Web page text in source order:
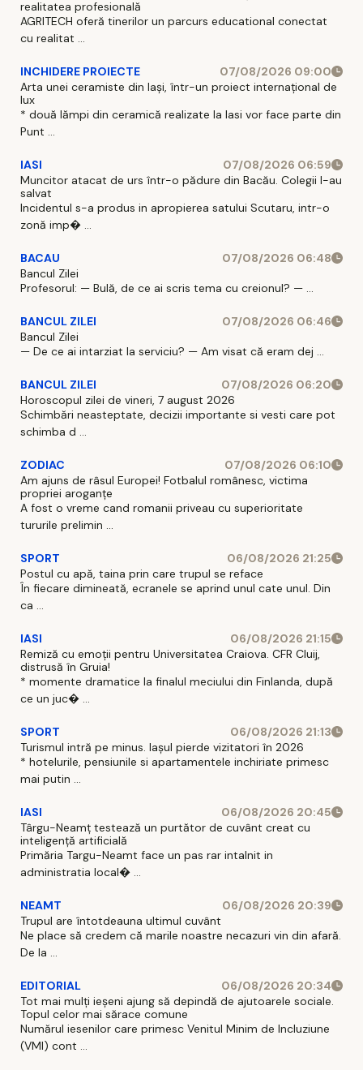
realitatea profesională
AGRITECH oferă tinerilor un parcurs educational conectat
cu realitat ...
INCHIDERE PROIECTE
07/08/2026 09:00
Arta unei ceramiste din Iași, într-un proiect internațional de
lux
* două lămpi din ceramică realizate la Iasi vor face parte din
Punt ...
IASI
07/08/2026 06:59
Muncitor atacat de urs într-o pădure din Bacău. Colegii l-au
salvat
Incidentul s-a produs in apropierea satului Scutaru, intr-o
zonă imp� ...
BACAU
07/08/2026 06:48
Bancul Zilei
Profesorul: — Bulă, de ce ai scris tema cu creionul? — ...
BANCUL ZILEI
07/08/2026 06:46
Bancul Zilei
— De ce ai intarziat la serviciu? — Am visat că eram dej ...
BANCUL ZILEI
07/08/2026 06:20
Horoscopul zilei de vineri, 7 august 2026
Schimbări neasteptate, decizii importante si vesti care pot
schimba d ...
ZODIAC
07/08/2026 06:10
Am ajuns de râsul Europei! Fotbalul românesc, victima
propriei aroganțe
A fost o vreme cand romanii priveau cu superioritate
tururile prelimin ...
SPORT
06/08/2026 21:25
Postul cu apă, taina prin care trupul se reface
În fiecare dimineată, ecranele se aprind unul cate unul. Din
ca ...
IASI
06/08/2026 21:15
Remiză cu emoții pentru Universitatea Craiova. CFR Cluij,
distrusă în Gruia!
* momente dramatice la finalul meciului din Finlanda, după
ce un juc� ...
SPORT
06/08/2026 21:13
Turismul intră pe minus. Iașul pierde vizitatori în 2026
* hotelurile, pensiunile si apartamentele inchiriate primesc
mai putin ...
IASI
06/08/2026 20:45
Târgu-Neamț testează un purtător de cuvânt creat cu
inteligență artificială
Primăria Targu-Neamt face un pas rar intalnit in
administratia local� ...
NEAMT
06/08/2026 20:39
Trupul are întotdeauna ultimul cuvânt
Ne place să credem că marile noastre necazuri vin din afară.
De la ...
EDITORIAL
06/08/2026 20:34
Tot mai mulți ieșeni ajung să depindă de ajutoarele sociale.
Topul celor mai sărace comune
Numărul iesenilor care primesc Venitul Minim de Incluziune
(VMI) cont ...